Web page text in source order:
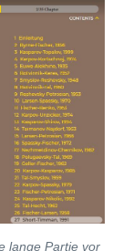
lange Partie vor